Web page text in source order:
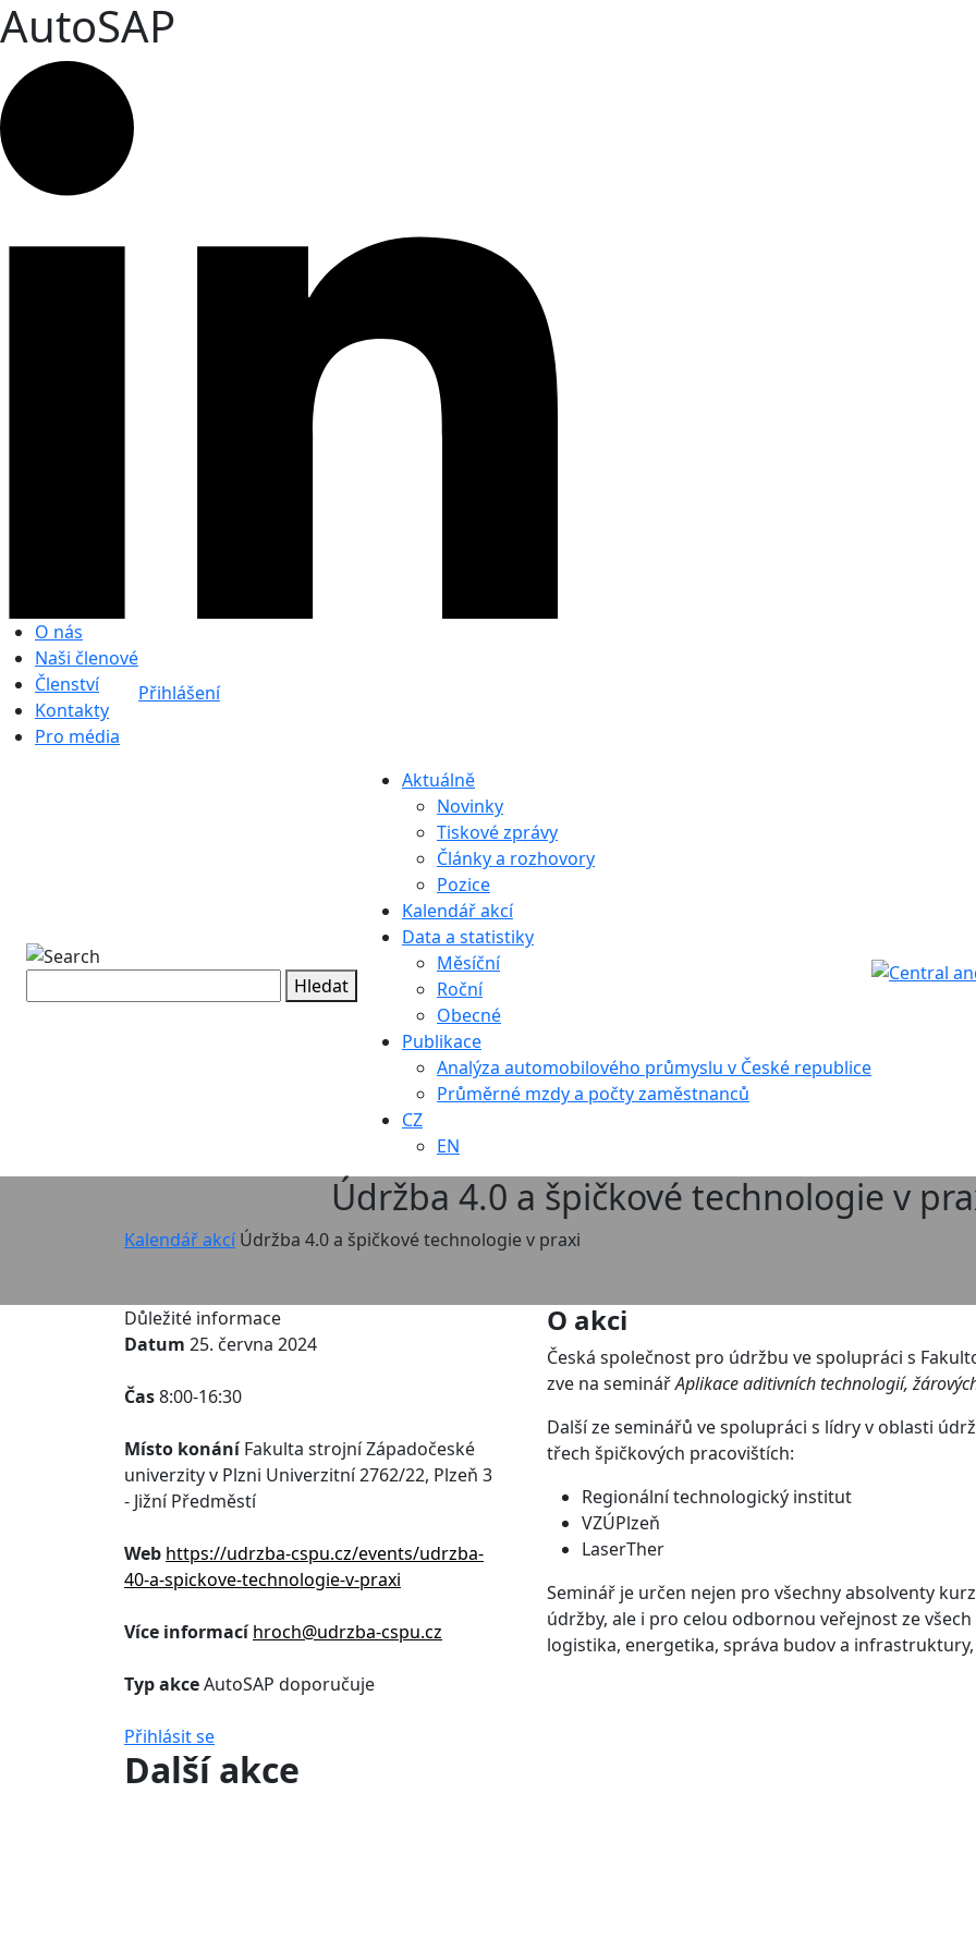
AutoSAP
O nás
Naši členové
Členství
Kontakty
Pro média
Přihlášení
Hledat
Aktuálně
Novinky
Tiskové zprávy
Články a rozhovory
Pozice
Kalendář akcí
Data a statistiky
Měsíční
Roční
Obecné
Publikace
Analýza automobilového průmyslu v České republice
Průměrné mzdy a počty zaměstnanců
CZ
EN
Údržba 4.0 a špičkové technologie v
Kalendář akcí Údržba 4.0 a špičkové technologie v praxi
Důležité informace
Datum 25. června 2024
Čas8:00-16:30
Místo konáníFakulta strojní Západočeské
univerzity v Plzni Univerzitní 2762/22, Plzeň 3
- Jižní Předměstí
Web https://udrzba-cspu.cz/events/udrzba-
40-a-spickove-technologie-v-praxi
Více informacíhroch@udrzba-cspu.cz
Typ akceAutoSAP doporučuje
Přihlásit se
O akci
Česká společnost pro údržbu ve spolupráci s
zve na seminářAplikace aditivních technologií,
Další ze seminářů ve spolupráci s lídry v oblasti
třech špičkových pracovištích:
Regionální technologický institut
VZÚPlzeň
LaserTher
Seminář je určen nejen pro všechny absolventy
údržby, ale i pro celou odbornou veřejnost ze
logistika, energetika, správa budov a
Další akce